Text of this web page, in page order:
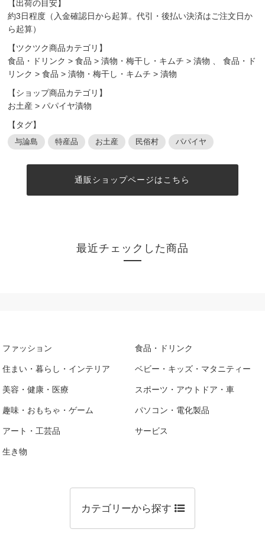
【出荷の目安】
約3日程度（入金確認日から起算。代引・後払い決済はご注文日か
ら起算）
【ツクツク商品カテゴリ】
食品・ドリンク >食品 >漬物・梅干し・キムチ >漬物 、食品・ド
リンク >食品 >漬物・梅干し・キムチ >漬物
【ショップ商品カテゴリ】
お土産 >パパイヤ漬物
【タグ】
与論島 特産品 お土産 民俗村 パパイヤ
通販ショップページはこちら
最近チェックした商品
ファッション 食品・ドリンク
住まい・暮らし・インテリア ベビー・キッズ・マタニティー
美容・健康・医療 スポーツ・アウトドア・車
趣味・おもちゃ・ゲーム パソコン・電化製品
アート・工芸品 サービス
生き物
カテゴリーから探す